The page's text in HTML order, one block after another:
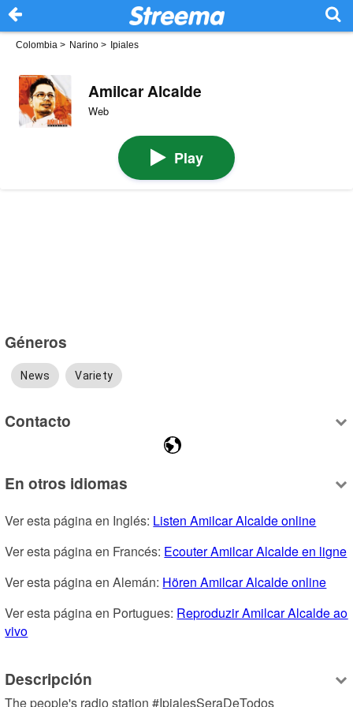
Colombia > Narino > Ipiales
Amilcar Alcalde
Web
Play
Géneros
News Variety
Contacto
En otros idiomas
Ver esta página en Inglés: Listen Amilcar Alcalde online
Ver esta página en Francés: Ecouter Amilcar Alcalde en ligne
Ver esta página en Alemán: Hören Amilcar Alcalde online
Ver esta página en Portugues: Reproduzir Amilcar Alcalde ao
vivo
Descripción
The people's radio station #IpialesSeraDeTodos